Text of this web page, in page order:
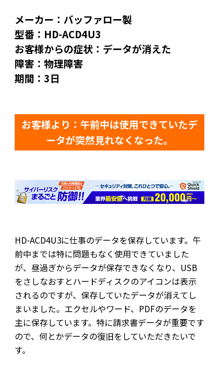
メーカー：バッファロー製
型番：HD-ACD4U3
お客様からの症状：データが消えた
障害：物理障害
期間：3日
お客様より：午前中は使用できていたデ
ータが突然見れなくなった。
HD-ACD4U3に仕事のデータを保存しています。午
前中までは特に問題もなく使用できていました
が、昼過ぎからデータが保存できなくなり、USB
をさしなおすとハードディスクのアイコンは表示
されるのですが、保存していたデータが消えてし
まいました。エクセルやワード、PDFのデータを
主に保存しています。特に請求書データが重要です
ので、何とかデータの復旧をしていただきたいで
す。